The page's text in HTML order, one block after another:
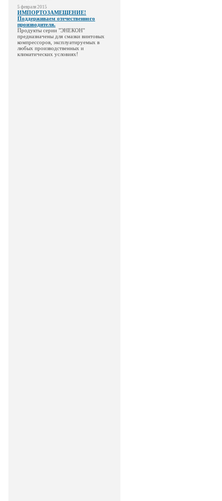
5 февраля 2015
ИМПОРТОЗАМЕЩЕНИЕ!
Поддерживаем отечественного
производителя.
Продукты серии "ЭНЕКОН"
предназначены для смазки винтовых
компрессоров, эксплуатируемых в
любых производственных и
климатических условиях!